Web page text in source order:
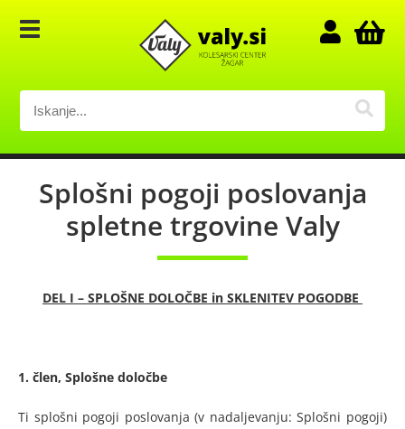
Splošni pogoji poslovanja
spletne trgovine Valy
DEL I – SPLOŠNE DOLOČBE in SKLENITEV POGODBE
1. člen, Splošne določbe
Ti splošni pogoji poslovanja (v nadaljevanju: Splošni pogoji)